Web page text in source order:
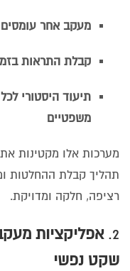
מעקב אחר עומסים
קבלת התראות
תיעוד היסטורי
משפטיים
מערכות אלו מקטינות
תהליך קבלת ההחלטות
רציפה, חלקה ומדויקת.
2. אפליקציות
שקט נפשי